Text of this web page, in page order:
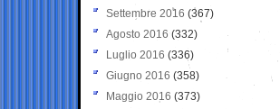
Settembre 2016 (367)
Agosto 2016 (332)
Luglio 2016 (336)
Giugno 2016 (358)
Maggio 2016 (373)